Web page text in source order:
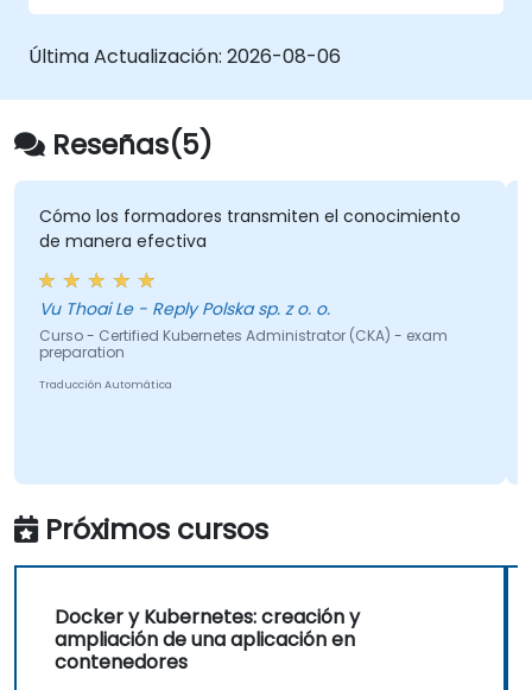
adquieren las habilidades necesarias para
gestionar con confianza entornos de
Última Actualización: 2026-08-06
Reseñas(5)
los formadores transmiten el conocimiento
efectiva
Le - Reply Polska sp. z o. o.
- Certified Kubernetes Administrator (CKA) - exam
Automática
el
Próximos cursos
Docker y Kubernetes: creación y
ampliación de una aplicación en
contenedores